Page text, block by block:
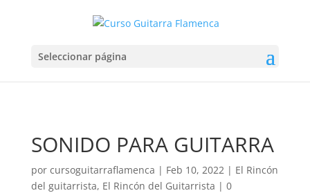
Seleccionar página
SONIDO PARA GUITARRA
por cursoguitarraflamenca | Feb 10, 2022| El Rincón
del guitarrista, El Rincón del Guitarrista | 0